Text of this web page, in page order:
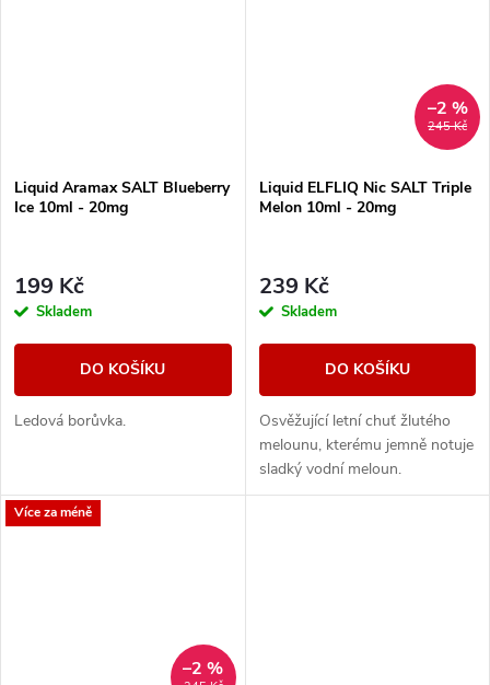
Liquid Aramax SALT Blueberry
Ice 10ml - 20mg
199 Kč
Skladem
DO KOŠÍKU
Ledová borůvka.
245 Kč
–2 %
Liquid ELFLIQ Nic SALT Triple
Melon 10ml - 20mg
239 Kč
Skladem
DO KOŠÍKU
Osvěžující letní chuť žlutého
melounu, kterému jemně notuje
sladký vodní meloun.
Více za méně
–2 %